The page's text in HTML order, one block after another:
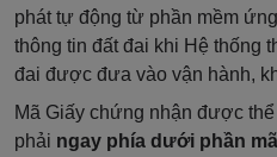
phát tự động từ phần mềm
thông tin đất đai khi Hệ thống
đai được đưa vào vận hành,
Mã Giấy chứng nhận được
phải ngay phía dưới phần